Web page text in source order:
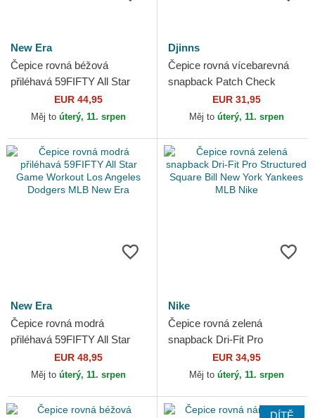
New Era
Čepice rovná béžová
přiléhavá 59FIFTY All Star
Game Fan Pack Philadelphia
Phillies MLB New Era
EUR 44,95
Měj to úterý, 11. srpen
Djinns
Čepice rovná vícebarevná
snapback Patch Check
Turquioise Djinns
EUR 31,95
Měj to úterý, 11. srpen
New Era
Čepice rovná modrá
přiléhavá 59FIFTY All Star
Game Workout Los Angeles
Dodgers MLB New Era
EUR 48,95
Měj to úterý, 11. srpen
Nike
Čepice rovná zelená
snapback Dri-Fit Pro
Structured Square Bill New
York Yankees MLB Nike
EUR 34,95
Měj to úterý, 11. srpen
DÍTĚ